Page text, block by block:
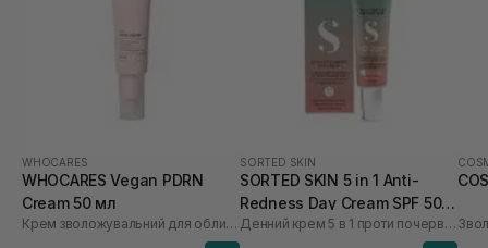
WHOCARES
WHOCARES Vegan PDRN
Cream 50 мл
Крем зволожувальний для обличчя із веганськими полінуклеотидами
SORTED SKIN
SORTED SKIN 5 in 1 Anti-
Redness Day Cream SPF 50
30 мл
Денний крем 5 в 1 проти почервоніння